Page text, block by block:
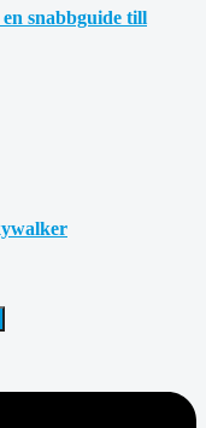
snabbguide till